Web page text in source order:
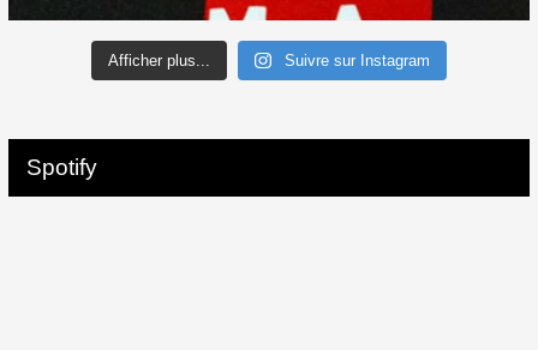
Afficher plus... Suivre sur Instagram
Spotify